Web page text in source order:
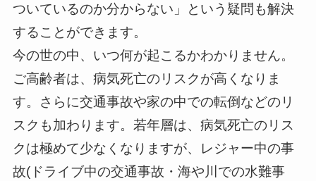
ついているのか分からない」という疑問も解決
することができます。
今の世の中、いつ何が起こるかわかりません。
ご高齢者は、病気死亡のリスクが高くなりま
す。さらに交通事故や家の中での転倒などのリ
スクも加わります。若年層は、病気死亡のリス
クは極めて少なくなりますが、レジャー中の事
故(ドライブ中の交通事故・海や川での水難事